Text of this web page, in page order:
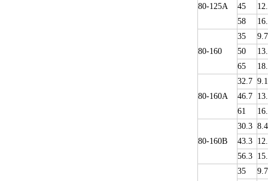
80-125A
45
58
80-160
35
50
65
80-160A
32.7 9.1
46.7
61
80-160B
30.3 8.4
43.3
56.3
35